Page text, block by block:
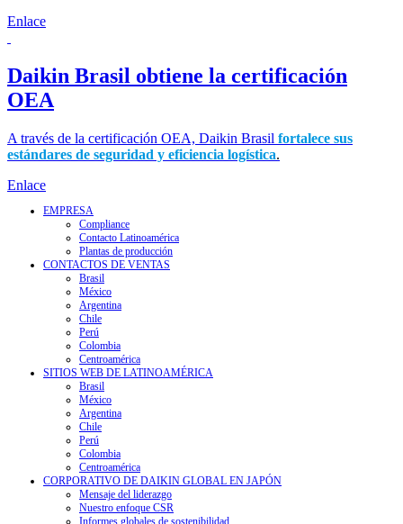
Enlace
Daikin Brasil obtiene la certificación
OEA
A través de la certificación OEA, Daikin Brasil fortalece sus
estándares de seguridad y eficiencia logística.
Enlace
EMPRESA
Compliance
Contacto Latinoamérica
Plantas de producción
CONTACTOS DE VENTAS
Brasil
México
Argentina
Chile
Perú
Colombia
Centroamérica
SITIOS WEB DE LATINOAMÉRICA
Brasil
México
Argentina
Chile
Perú
Colombia
Centroamérica
CORPORATIVO DE DAIKIN GLOBAL EN JAPÓN
Mensaje del liderazgo
Nuestro enfoque CSR
Informes globales de sostenibilidad